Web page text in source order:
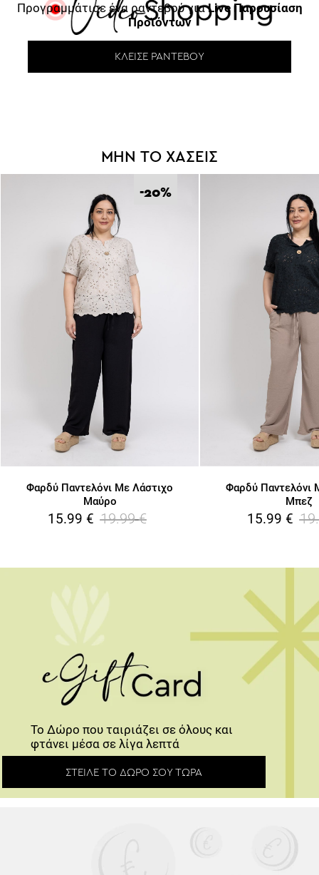
Προγραμμάτισε ένα ραντεβού γιαLive Παρουσίαση
Προϊόντων
ΚΛΕΊΣΕ ΡΑΝΤΕΒΟΎ
ΜΗΝ ΤΟ ΧΑΣΕΙΣ
-20%
Φαρδύ Παντελόνι Με Λάστιχο
Μαύρο
15.99 € 19.99 €
Φαρδύ Παντελόνι
Μπεζ
15.99 €
Το Δώρο που ταιριάζει σε όλους και
φτάνει μέσα σε λίγα λεπτά
ΣΤΕΊΛΕ ΤΟ ΔΏΡΟ ΣΟΥ ΤΏΡΑ